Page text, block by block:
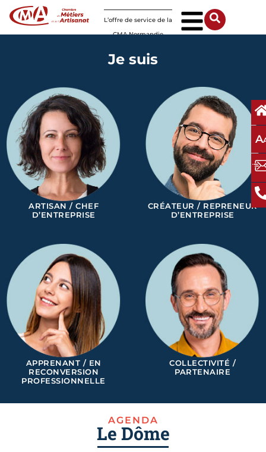
L’offre de service de la
CMA Normandie
A
Je suis
ARTISAN / CHEF
D’ENTREPRISE
CRÉATEUR / REPRENEUR
D’ENTREPRISE
APPRENANT / EN
RECONVERSION
PROFESSIONNELLE
COLLECTIVITÉ /
PARTENAIRE
AGENDA
Le Dôme
Panneau de gestion des cookies